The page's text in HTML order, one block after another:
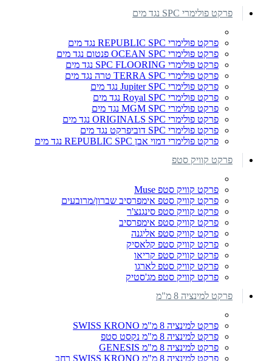
פרקט פולימרי SPC נגד מים
פרקט פולימרי REPUBLIC SPC נגד מים
פרקט פולימרי OCEAN SPC פנטום נגד מים
פרקט פולימרי SPC FLOORING נגד מים
פרקט פולימרי TERRA SPC טרה נגד מים
פרקט פולימרי Jupiter SPC נגד מים
פרקט פולימרי Royal SPC נגד מים
פרקט פולימרי MGM SPC נגד מים
פרקט פולימרי ORIGINALS SPC נגד מים
פרקט פולימרי SPC דוביפרקט נגד מים
פרקט פולימרי דמוי אבן REPUBLIC SPC נגד מים
פרקט קוויק סטפ
פרקט קוויק סטפ Muse
פרקט קוויק סטפ אימפרסיב שברון/מרובעים
פרקט קוויק סטפ סינגנצ'ר
פרקט קוויק סטפ אימפרסיב
פרקט קוויק סטפ אליגנה
פרקט קוויק סטפ קלאסיק
פרקט קוויק סטפ קריאו
פרקט קוויק סטפ לארגו
פרקט קוויק סטפ מג'סטיק
פרקט למינציה 8 מ"מ
פרקט למינציה 8 מ"מ SWISS KRONO
פרקט למינציה 8 מ"מ נקסט סטפ
פרקט למינציה 8 מ"מ GENESIS
פרקט למינציה 8 מ"מ SWISS KRONO רחב